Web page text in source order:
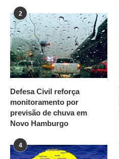
2
Defesa Civil reforça
monitoramento por
previsão de chuva em
Novo Hamburgo
4